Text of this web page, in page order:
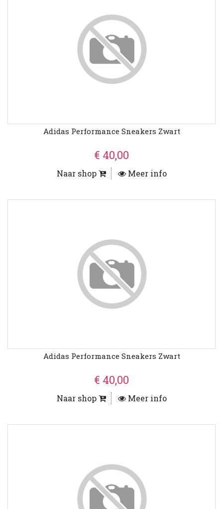
Adidas Performance Sneakers Zwart
€ 40,00
Naar shop Meer info
Adidas Performance Sneakers Zwart
€ 40,00
Naar shop Meer info